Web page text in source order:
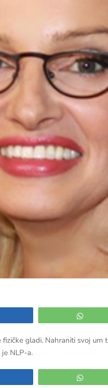
gladi. Nahraniti svoj
NLP-a.